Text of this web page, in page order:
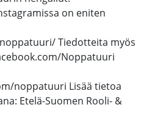
on eniten
Tiedotteita myös
Noppatuuri
noppatuuri Lisää tietoa
Etelä-Suomen Rooli- &